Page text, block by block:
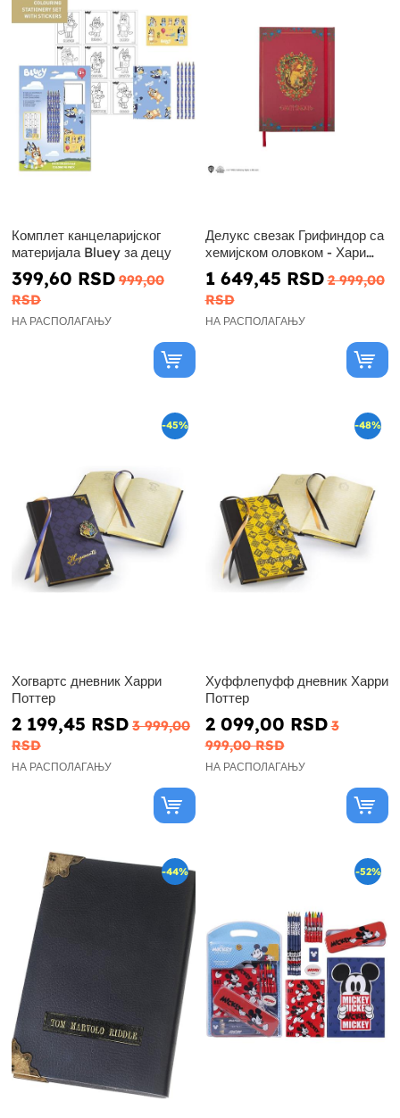
Комплет канцеларијског
материјала Bluey за децу
399,60 RSD 999,00
RSD
НА РАСПОЛАГАЊУ
Делукс свезак Грифиндор са
хемијском оловком - Хари
Потер
1 649,45 RSD 2 999,00
RSD
НА РАСПОЛАГАЊУ
-45%
Хогвартс дневник Харри
Поттер
2 199,45 RSD 3 999,00
RSD
НА РАСПОЛАГАЊУ
-48%
Хуффлепуфф дневник Харри
Поттер
2 099,00 RSD 3
999,00 RSD
НА РАСПОЛАГАЊУ
-44% -52%